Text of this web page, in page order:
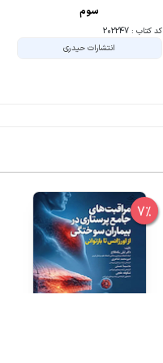
سوم
کد کتاب : 202247
انتشارات حیدری
7%